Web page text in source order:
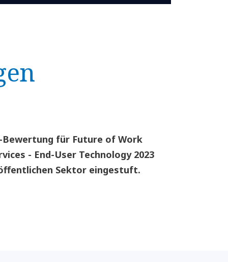
Bewertung für Future of Work
- End-User Technology 2023
Sektor eingestuft.